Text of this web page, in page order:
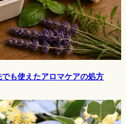
も使えたアロマケアの処方